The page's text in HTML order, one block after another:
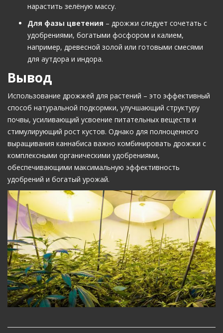
нарастить зелёную массу.
Для фазы цветения – дрожжи следует сочетать с
удобрениями, богатыми фосфором и калием,
например, древесной золой или готовыми смесями
для аутдора и индора.
Вывод
Использование дрожжей для растений – это эффективный
способ натуральной подкормки, улучшающий структуру
почвы, усиливающий усвоение питательных веществ и
стимулирующий рост кустов. Однако для полноценного
выращивания каннабиса важно комбинировать дрожжи с
комплексными органическими удобрениями,
обеспечивающими максимальную эффективность
удобрений и богатый урожай.